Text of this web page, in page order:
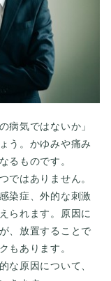
病気ではないか」
う。かゆみや痛み
るものです。
ではありません。
染症、外的な刺激
られます。原因に
、放置することで
もあります。
な原因について、